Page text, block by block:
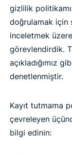
gizlilik
doğrulamak için
inceletmek
görevlendirdik.
açıkladığımız
denetlenmiştir.
Kayıt tutmama
çevreleyen
bilgi edinin: